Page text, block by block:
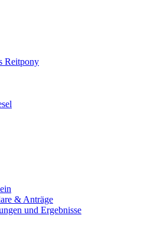
Reitpony
& Anträge
und Ergebnisse